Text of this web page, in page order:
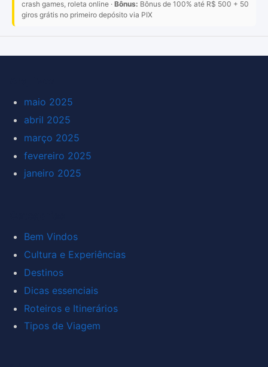
crash games, roleta online · Bônus: Bônus de 100% até R$ 500 + 50
giros grátis no primeiro depósito via PIX
maio 2025
abril 2025
março 2025
fevereiro 2025
janeiro 2025
Bem Vindos
Cultura e Experiências
Destinos
Dicas essenciais
Roteiros e Itinerários
Tipos de Viagem